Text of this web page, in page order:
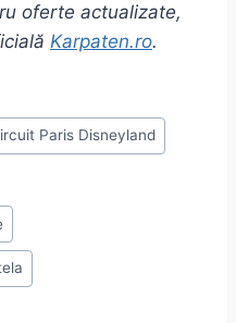
oferte actualizate,
Karpaten.ro.
Paris Disneyland